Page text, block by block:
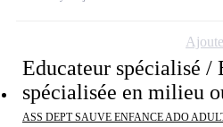
Educateur spécialisé /
spécialisée en milieu
ASS DEPT SAUVE ENFANCE ADO